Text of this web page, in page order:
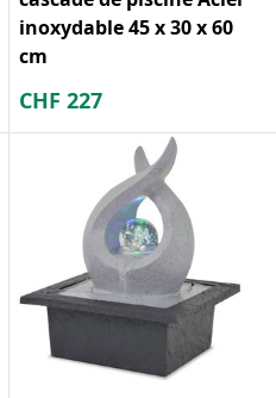
inoxydable 45 x 30 x 60
cm
CHF 227